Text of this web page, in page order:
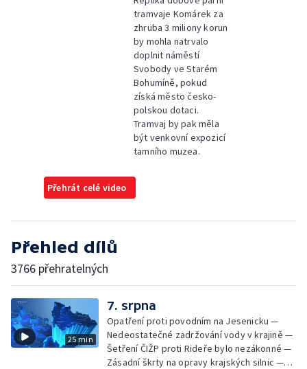
tramvaje Komárek za
zhruba 3 miliony korun
by mohla natrvalo
doplnit náměstí
Svobody ve Starém
Bohumíně, pokud
získá město česko-
polskou dotaci.
Tramvaj by pak měla
být venkovní expozicí
tamního muzea.
Přehrát celé video
Přehled dílů
3766 přehratelných
25 min
7. srpna
Opatření proti povodním na Jesenicku —
Nedeostatečné zadržování vody v krajině —
Šetření ČIŽP proti Rideře bylo nezákonné —
Zásadní škrty na opravy krajských silnic —